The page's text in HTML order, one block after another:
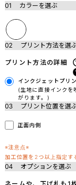
01
カラーを選ぶ
02 プリント方法を選
プリント方法の詳細
インクジェットプリ
(生地に直接インクを
がります。)
03 プリント位置を選
正面内側
※注意点※
加工位置を2つ以上指定す
04 オプションを選ぶ